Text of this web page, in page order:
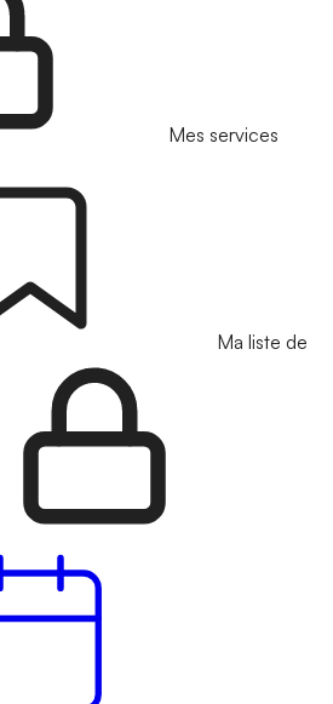
Mes services
Ma liste de